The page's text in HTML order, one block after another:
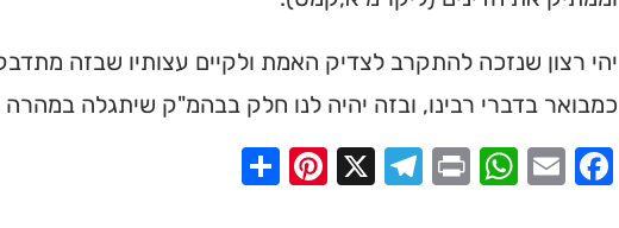
יהי רצון שנזכה להתקרב לצדיק האמת ולקיים עצותיו שבזה
כמבואר בדברי רבינו, ובזה יהיה לנו חלק בבהמ"ק שיתגלה במהרה
Facebook
Email
WhatsApp
Print
Telegram
Pinterest